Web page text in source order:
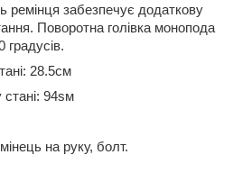
ремінця забезпечує додаткову
Поворотна голівка монопода
градусів.
28.5см
94sм
на руку, болт.